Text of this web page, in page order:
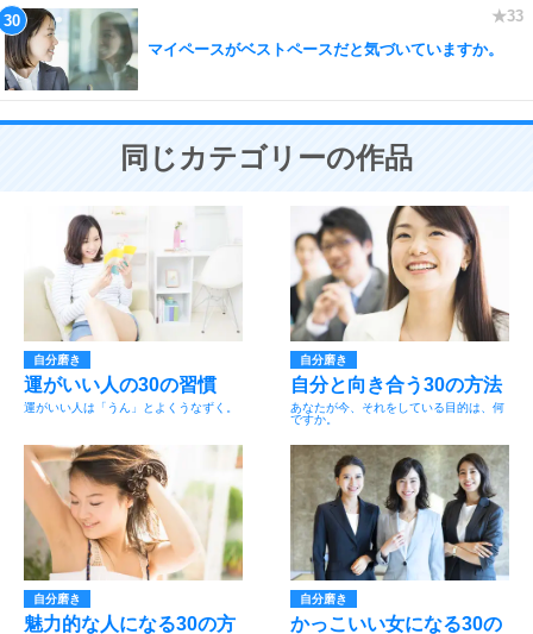
マイペースがベストペースだと気づいていますか。
同じカテゴリーの作品
自分磨き
運がいい人の30の習慣
運がいい人は「うん」とよくうなずく。
自分磨き
自分と向き合う30の方法
あなたが今、それをしている目的は、何
ですか。
自分磨き
魅力的な人になる30の方
自分磨き
かっこいい女になる30の